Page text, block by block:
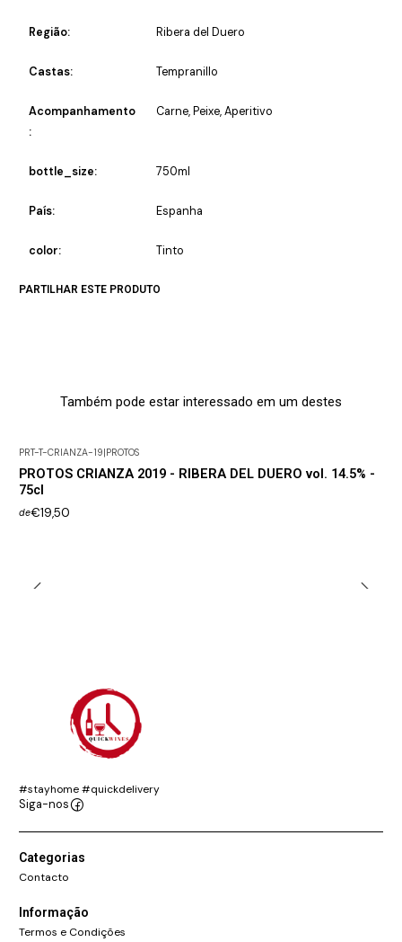
Região: Ribera del Duero
Castas: Tempranillo
Acompanhamento
:
Carne, Peixe, Aperitivo
bottle_size: 750ml
País: Espanha
color: Tinto
PARTILHAR ESTE PRODUTO
Também pode estar interessado em um destes
PRT-T-CRIANZA-19|PROTOS
PROTOS CRIANZA 2019 - RIBERA DEL DUERO vol. 14.5% -
75cl
de€19,50
#stayhome #quickdelivery
Siga-nos
Categorias
Contacto
Informação
Termos e Condições